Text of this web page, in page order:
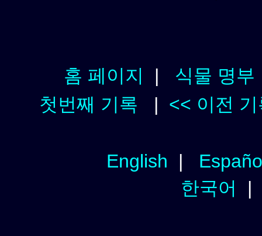
홈 페이지 | 식물 명부
첫번째 기록 | << 이전 기
English |
한국어